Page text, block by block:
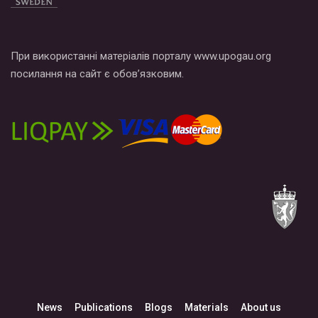
При використанні матеріалів порталу www.upogau.org
посилання на сайт є обов’язковим.
News Publications Blogs Materials About us